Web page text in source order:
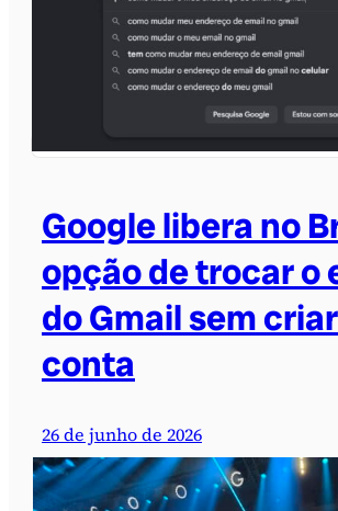
Google libera no
opção de trocar o
do Gmail sem
conta
26 de junho de 2026